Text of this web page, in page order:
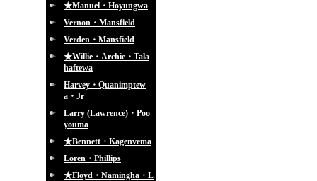
★Manuel・Hoyungwa
Vernon・Mansfield
Verden・Mansfield
★Willie・Archie・Tala
haftewa
Harvey・Quanimptew
a・Jr
Larry (Lawrence)・Poo
youma
★Bennett・Kagenvema
Loren・Phillips
★Floyd・Namingha・L